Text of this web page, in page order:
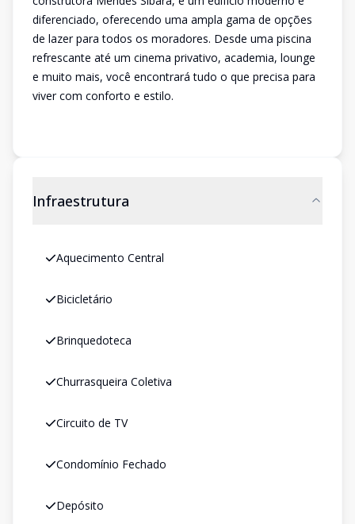
diferenciado, oferecendo uma ampla gama de opções
de lazer para todos os moradores. Desde uma piscina
refrescante até um cinema privativo, academia, lounge
e muito mais, você encontrará tudo o que precisa para
viver com conforto e estilo.
Infraestrutura
Aquecimento Central
Bicicletário
Brinquedoteca
Churrasqueira Coletiva
Circuito de TV
Condomínio Fechado
Depósito